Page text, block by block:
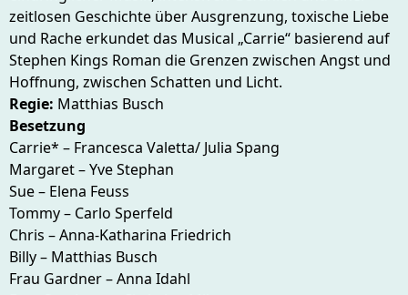
zeitlosen Geschichte über Ausgrenzung, toxische Liebe
und Rache erkundet das Musical „Carrie“ basierend auf
Stephen Kings Roman die Grenzen zwischen Angst und
Hoffnung, zwischen Schatten und Licht.
Regie: Matthias Busch
Besetzung
Carrie* – Francesca Valetta/ Julia Spang
Margaret – Yve Stephan
Sue – Elena Feuss
Tommy – Carlo Sperfeld
Chris – Anna-Katharina Friedrich
Billy – Matthias Busch
Frau Gardner – Anna Idahl